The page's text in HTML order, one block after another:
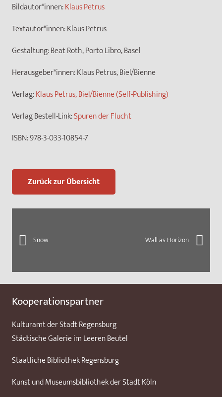
Bildautor*innen:Klaus Petrus
Textautor*innen:Klaus Petrus
Gestaltung:Beat Roth, Porto Libro, Basel
Herausgeber*innen:Klaus Petrus, Biel/Bienne
Verlag:Klaus Petrus, Biel/Bienne (Self-Publishing)
Verlag Bestell-Link:Spuren der Flucht
ISBN:978-3-033-10854-7
Zurück zur Übersicht
Snow Wall as Horizon
Kooperationspartner
Kulturamt der Stadt Regensburg
Städtische Galerie im Leeren Beutel
Staatliche Bibliothek Regensburg
Kunst und Museumsbibliothek der Stadt Köln